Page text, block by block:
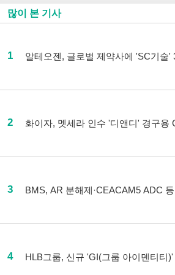
많이 본 기사
1 알테오젠, 글로벌 제약사에 'SC기술'
2 화이자, 멧세라 인수 '디앤디' 경구용
3 BMS, AR 분해제·CEACAM5 ADC
4 HLB그룹, 신규 'GI(그룹 아이덴티티)'